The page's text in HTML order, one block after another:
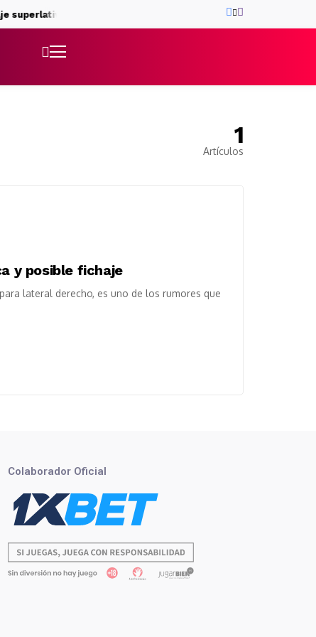
superlativo El triangular, penúltima prueba antes del debut
1
Artículos
y posible fichaje
lateral derecho, es uno de los rumores que
Colaborador Oficial